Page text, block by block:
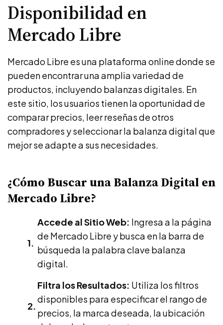
Disponibilidad en
Mercado Libre
Mercado Libre es una plataforma online donde se
pueden encontrar una amplia variedad de
productos, incluyendo balanzas digitales. En
este sitio, los usuarios tienen la oportunidad de
comparar precios, leer reseñas de otros
compradores y seleccionar la balanza digital que
mejor se adapte a sus necesidades.
¿Cómo Buscar una Balanza Digital en
Mercado Libre?
Accede al Sitio Web: Ingresa a la página
de Mercado Libre y busca en la barra de
búsqueda la palabra clave balanza
digital.
Filtra los Resultados: Utiliza los filtros
disponibles para especificar el rango de
precios, la marca deseada, la ubicación